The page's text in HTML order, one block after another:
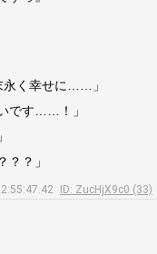
永く幸せに……」
です……！」
？」
ID: ZucHjX9c0 (33)